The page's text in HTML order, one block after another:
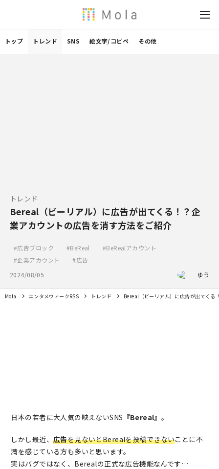
トップ トレンド SNS 絵文字/コピペ その他
トレンド
Bereal（ビーリアル）に広告が出てくる！？企
業アカウントの広告を消す方法をご紹介
広告ブロック BeReal
BeRealアカウント
企業アカウント
広告
2024/08/05
ゆう
Mola エンタメウィークRSS トレンド Bereal（ビーリアル）に広告が出てくる
日本の若者に大人気の映えないSNS 『Bereal』 。
しかし最近、 広告を見ないとBerealを投稿できないことに不
満を感じている方も多いと思います。
実はバグではなく、Berealの正式な広告機能なんです…